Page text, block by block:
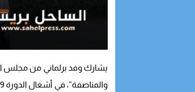
يشارك وفد برلماني من مجلس